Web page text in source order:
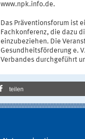
www.npk.info.de.
Das Präventionsforum ist
Fachkonferenz, die dazu
einzubeziehen. Die
Gesundheitsförderung e.
Verbandes durchgeführt
teilen